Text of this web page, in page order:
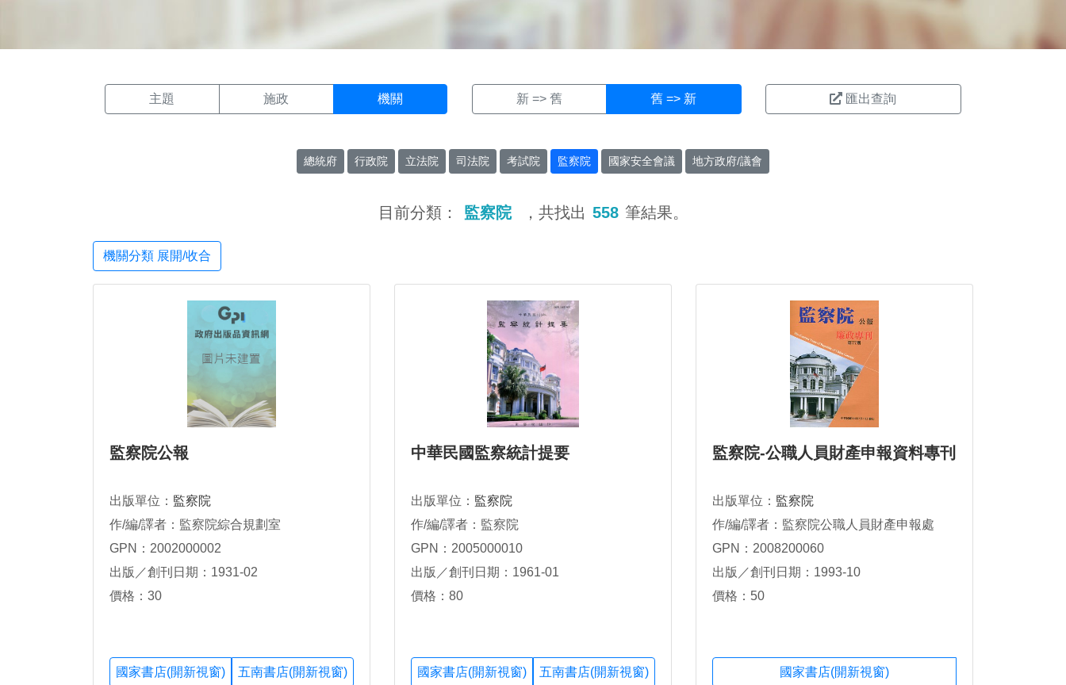
主題 施政 機關 新 => 舊 舊 => 新 匯出查詢
總統府 行政院 立法院 司法院 考試院 監察院 國家安全會議 地方政府/議會
目前分類： 監察院 ，共找出 558 筆結果。
機關分類 展開/收合
監察院公報
出版單位： 監察院
作/編/譯者：監察院綜合規劃室
GPN：2002000002
出版／創刊日期：1931-02
價格：30
國家書店(開新視窗) 五南書店(開新視窗)
中華民國監察統計提要
出版單位： 監察院
作/編/譯者：監察院
GPN：2005000010
出版／創刊日期：1961-01
價格：80
國家書店(開新視窗) 五南書店(開新視窗)
監察院-公職人員財產申報資料專刊
出版單位： 監察院
作/編/譯者：監察院公職人員財產申報處
GPN：2008200060
出版／創刊日期：1993-10
價格：50
國家書店(開新視窗)